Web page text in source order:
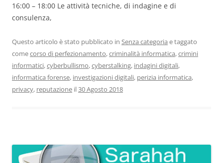
16:00 – 18:00 Le attività tecniche, di indagine e di
consulenza,
Questo articolo è stato pubblicato in Senza categoria e taggato
comecorso di perfezionamento,criminalità informatica,crimini
informatici,cyberbullismo,cyberstalking, indagini digitali,
informatica forense, investigazioni digitali, perizia informatica,
privacy, reputazione il30 Agosto 2018